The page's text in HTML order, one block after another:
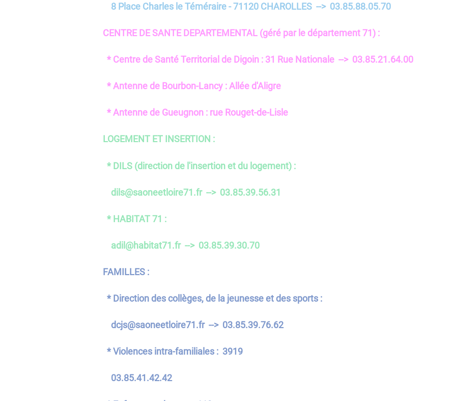
8 Place Charles le Téméraire - 71120 CHAROLLES --> 03.85.88.05.70
CENTRE DE SANTE DEPARTEMENTAL (géré par le département 71) :
* Centre de Santé Territorial de Digoin : 31 Rue Nationale --> 03.85.21.64.00
* Antenne de Bourbon-Lancy : Allée d'Aligre
* Antenne de Gueugnon : rue Rouget-de-Lisle
LOGEMENT ET INSERTION :
* DILS (direction de l'insertion et du logement) :
dils@saoneetloire71.fr --> 03.85.39.56.31
* HABITAT 71 :
adil@habitat71.fr --> 03.85.39.30.70
FAMILLES :
* Direction des collèges, de la jeunesse et des sports :
dcjs@saoneetloire71.fr --> 03.85.39.76.62
* Violences intra-familiales : 3919
03.85.41.42.42